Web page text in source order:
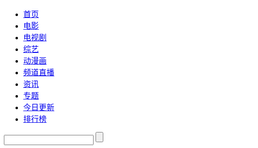
首页
电影
电视剧
综艺
动漫画
频道直播
资讯
专题
今日更新
排行榜